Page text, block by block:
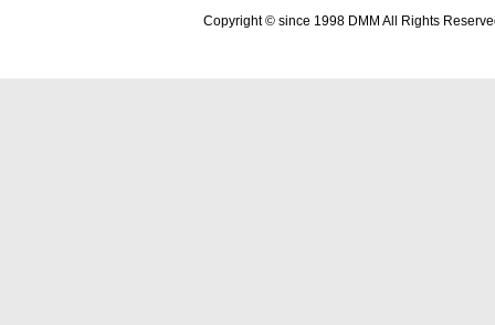
Copyright © since 1998 DMM All Rights